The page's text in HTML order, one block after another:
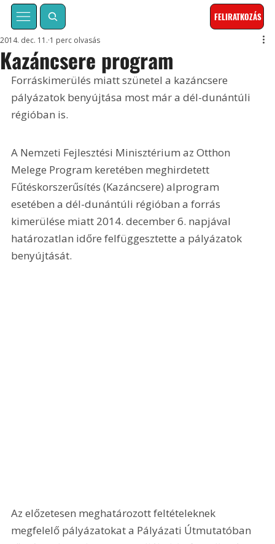
FELIRATKOZÁS
Kazáncsere program
2014. dec. 11. 1 perc olvasás
Forráskimerülés miatt szünetel a kazáncsere
pályázatok benyújtása most már a dél-dunántúli
régióban is.
A Nemzeti Fejlesztési Minisztérium az Otthon
Melege Program keretében meghirdetett
Fűtéskorszerűsítés (Kazáncsere) alprogram
esetében a dél-dunántúli régióban a forrás
kimerülése miatt 2014. december 6. napjával
határozatlan időre felfüggesztette a pályázatok
benyújtását.
Az előzetesen meghatározott feltételeknek
megfelelő pályázatokat a Pályázati Útmutatóban